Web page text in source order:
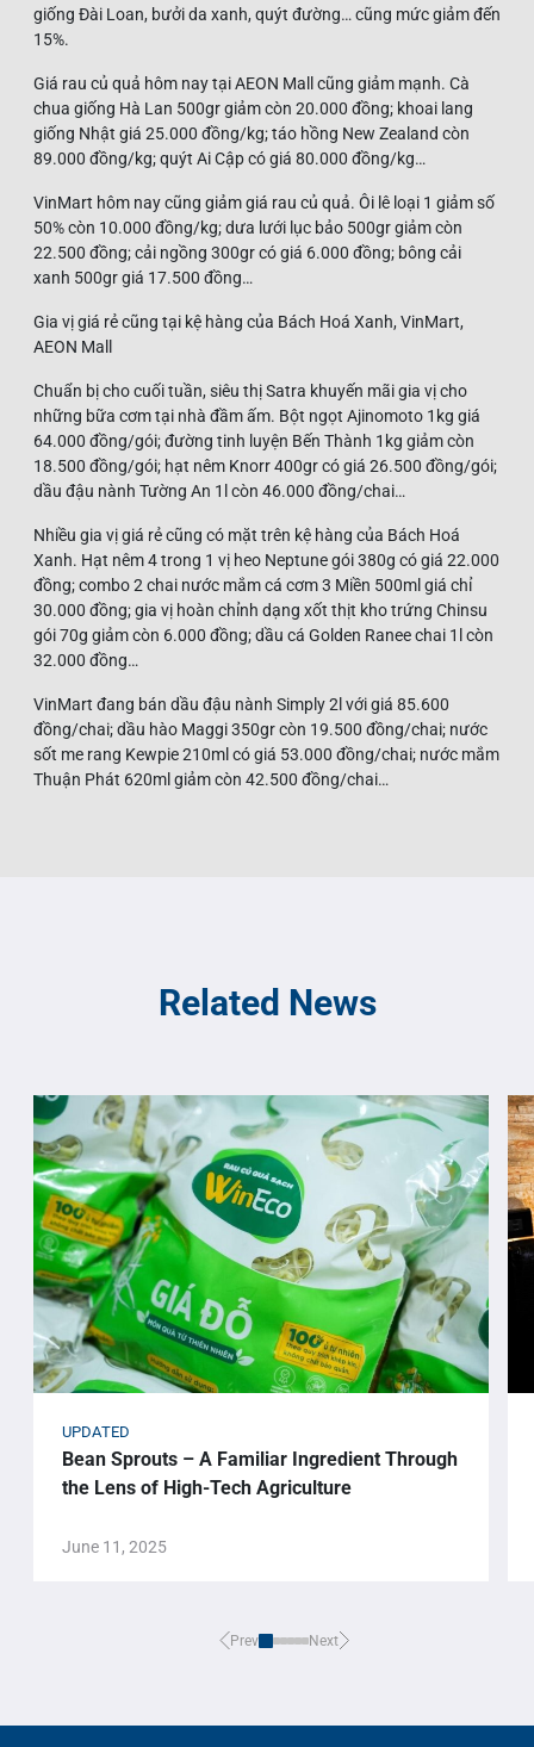
giống Đài Loan, bưởi da xanh, quýt đường… cũng mức giảm đến
15%.
Giá rau củ quả hôm nay tại AEON Mall cũng giảm mạnh. Cà
chua giống Hà Lan 500gr giảm còn 20.000 đồng; khoai lang
giống Nhật giá 25.000 đồng/kg; táo hồng New Zealand còn
89.000 đồng/kg; quýt Ai Cập có giá 80.000 đồng/kg…
VinMart hôm nay cũng giảm giá rau củ quả. Ôi lê loại 1 giảm số
50% còn 10.000 đồng/kg; dưa lưới lục bảo 500gr giảm còn
22.500 đồng; cải ngồng 300gr có giá 6.000 đồng; bông cải
xanh 500gr giá 17.500 đồng…
Gia vị giá rẻ cũng tại kệ hàng của Bách Hoá Xanh, VinMart,
AEON Mall
Chuẩn bị cho cuối tuần, siêu thị Satra khuyến mãi gia vị cho
những bữa cơm tại nhà đầm ấm. Bột ngọt Ajinomoto 1kg giá
64.000 đồng/gói; đường tinh luyện Bến Thành 1kg giảm còn
18.500 đồng/gói; hạt nêm Knorr 400gr có giá 26.500 đồng/gói;
dầu đậu nành Tường An 1l còn 46.000 đồng/chai…
Nhiều gia vị giá rẻ cũng có mặt trên kệ hàng của Bách Hoá
Xanh. Hạt nêm 4 trong 1 vị heo Neptune gói 380g có giá 22.000
đồng; combo 2 chai nước mắm cá cơm 3 Miền 500ml giá chỉ
30.000 đồng; gia vị hoàn chỉnh dạng xốt thịt kho trứng Chinsu
gói 70g giảm còn 6.000 đồng; dầu cá Golden Ranee chai 1l còn
32.000 đồng…
VinMart đang bán dầu đậu nành Simply 2l với giá 85.600
đồng/chai; dầu hào Maggi 350gr còn 19.500 đồng/chai; nước
sốt me rang Kewpie 210ml có giá 53.000 đồng/chai; nước mắm
Thuận Phát 620ml giảm còn 42.500 đồng/chai…
Related News
UPDATED
Bean Sprouts – A Familiar Ingredient Through
the Lens of High-Tech Agriculture
June 11, 2025
Prev Next